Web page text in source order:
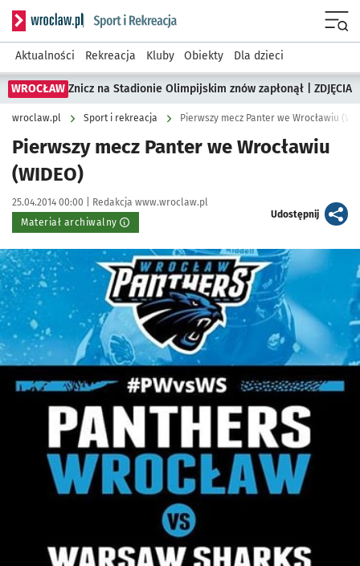
Serwis informacyjny wroclaw.pl podserwis: Sport i rekreacja
Aktualności Rekreacja Kluby Obiekty Dla dzieci
WROCŁAW Znicz na Stadionie Olimpijskim znów zapłonął | ZDJĘCIA
wroclaw.pl Sport i rekreacja Pierwszy mecz Panter we Wrocławiu
Pierwszy mecz Panter we Wrocławiu
(WIDEO)
Data publikacji:
25.04.2014 00:00 | Autor:
Redakcja www.wroclaw.pl
Materiał archiwalny
Udostępnijartykuł
Kliknij, aby powiększyć